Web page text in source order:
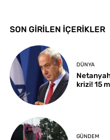
SON GİRİLEN İÇERİKLER
DÜNYA
krizi! 15
GÜNDEM